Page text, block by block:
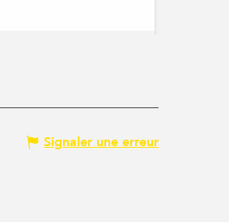
Signaler une erreur